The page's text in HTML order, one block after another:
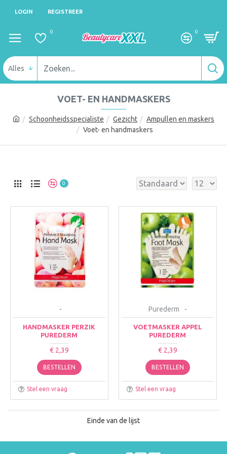
LOGIN REGISTREER
0 0
Alles
Schoonheidsspecialiste Gezicht
Ampullen en maskers
Voet- en handmaskers
VOET- EN HANDMASKERS
0
-
HANDMASKER PERZIK
PUREDERM
€ 2,39
BESTELLEN
Stel een vraag
Purederm -
VOETMASKER APPEL
PUREDERM
€ 2,39
BESTELLEN
Stel een vraag
Einde van de lijst